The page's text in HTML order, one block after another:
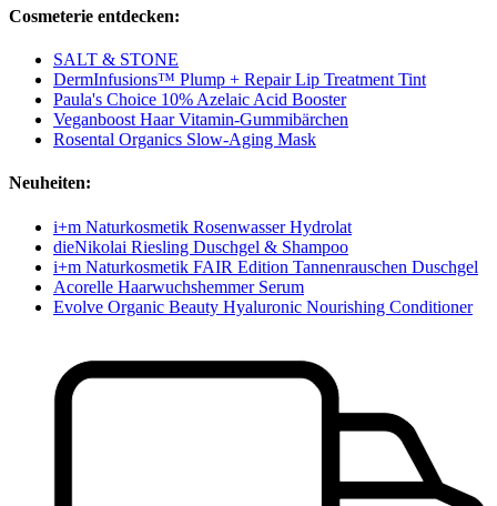
Cosmeterie entdecken:
SALT & STONE
DermInfusions™ Plump + Repair Lip Treatment Tint
Paula's Choice 10% Azelaic Acid Booster
Veganboost Haar Vitamin-Gummibärchen
Rosental Organics Slow-Aging Mask
Neuheiten:
i+m Naturkosmetik Rosenwasser Hydrolat
dieNikolai Riesling Duschgel & Shampoo
i+m Naturkosmetik FAIR Edition Tannenrauschen Duschgel
Acorelle Haarwuchshemmer Serum
Evolve Organic Beauty Hyaluronic Nourishing Conditioner